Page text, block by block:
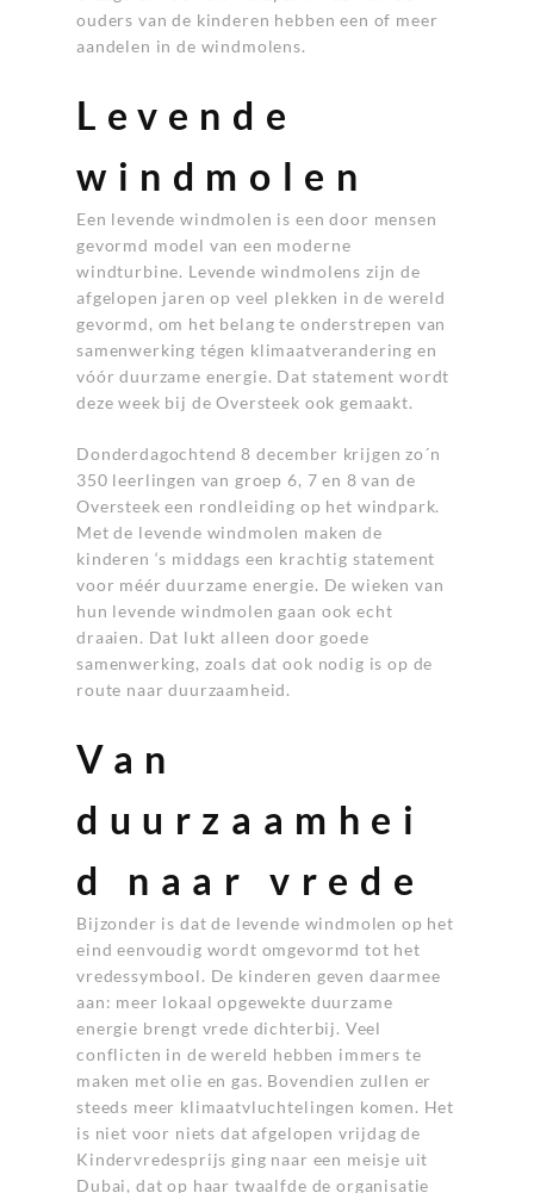
ouders van de kinderen hebben een of meer
aandelen in de windmolens.
Levende
windmolen
Een levende windmolen is een door mensen
gevormd model van een moderne
windturbine. Levende windmolens zijn de
afgelopen jaren op veel plekken in de wereld
gevormd, om het belang te onderstrepen van
samenwerking tégen klimaatverandering en
vóór duurzame energie. Dat statement wordt
deze week bij de Oversteek ook gemaakt.
Donderdagochtend 8 december krijgen zo´n
350 leerlingen van groep 6, 7 en 8 van de
Oversteek een rondleiding op het windpark.
Met de levende windmolen maken de
kinderen ‘s middags een krachtig statement
voor méér duurzame energie. De wieken van
hun levende windmolen gaan ook echt
draaien. Dat lukt alleen door goede
samenwerking, zoals dat ook nodig is op de
route naar duurzaamheid.
Van
duurzaamhei
d naar vrede
Bijzonder is dat de levende windmolen op het
eind eenvoudig wordt omgevormd tot het
vredessymbool. De kinderen geven daarmee
aan: meer lokaal opgewekte duurzame
energie brengt vrede dichterbij. Veel
conflicten in de wereld hebben immers te
maken met olie en gas. Bovendien zullen er
steeds meer klimaatvluchtelingen komen. Het
is niet voor niets dat afgelopen vrijdag de
Kindervredesprijs ging naar een meisje uit
Dubai, dat op haar twaalfde de organisatie